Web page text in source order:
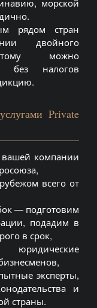
морской
рядом стран
двойного
можно
без налогов
Private
вашей компании
всего от
— подготовим
подадим в
в срок,
эксперты,
и
страны.